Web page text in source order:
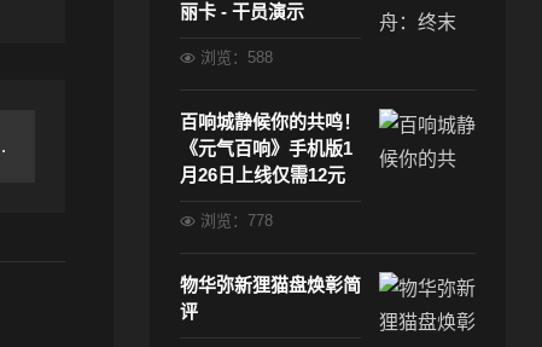
丽卡 - 干员演示
浏览：588
百响城静候你的共鸣！
《元气百响》手机版1
月26日上线仅需12元
浏览：778
物华弥新狸猫盘焕彰简
评